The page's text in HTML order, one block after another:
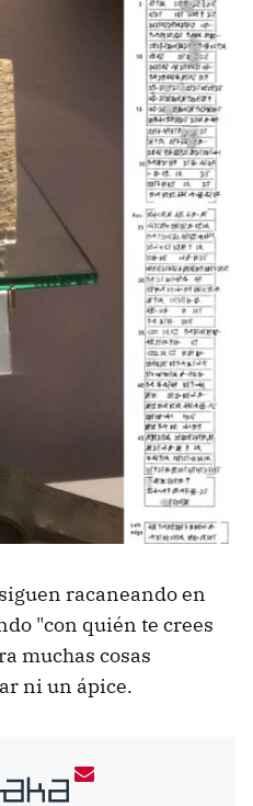
racaneando en
"con quién te crees
muchas cosas
ni un ápice.